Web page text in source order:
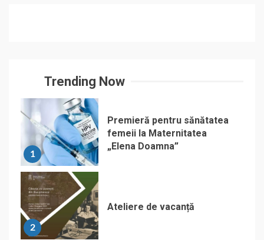
Trending Now
1
Premieră pentru sănătatea
femeii la Maternitatea
„Elena Doamna”
2
Ateliere de vacanță